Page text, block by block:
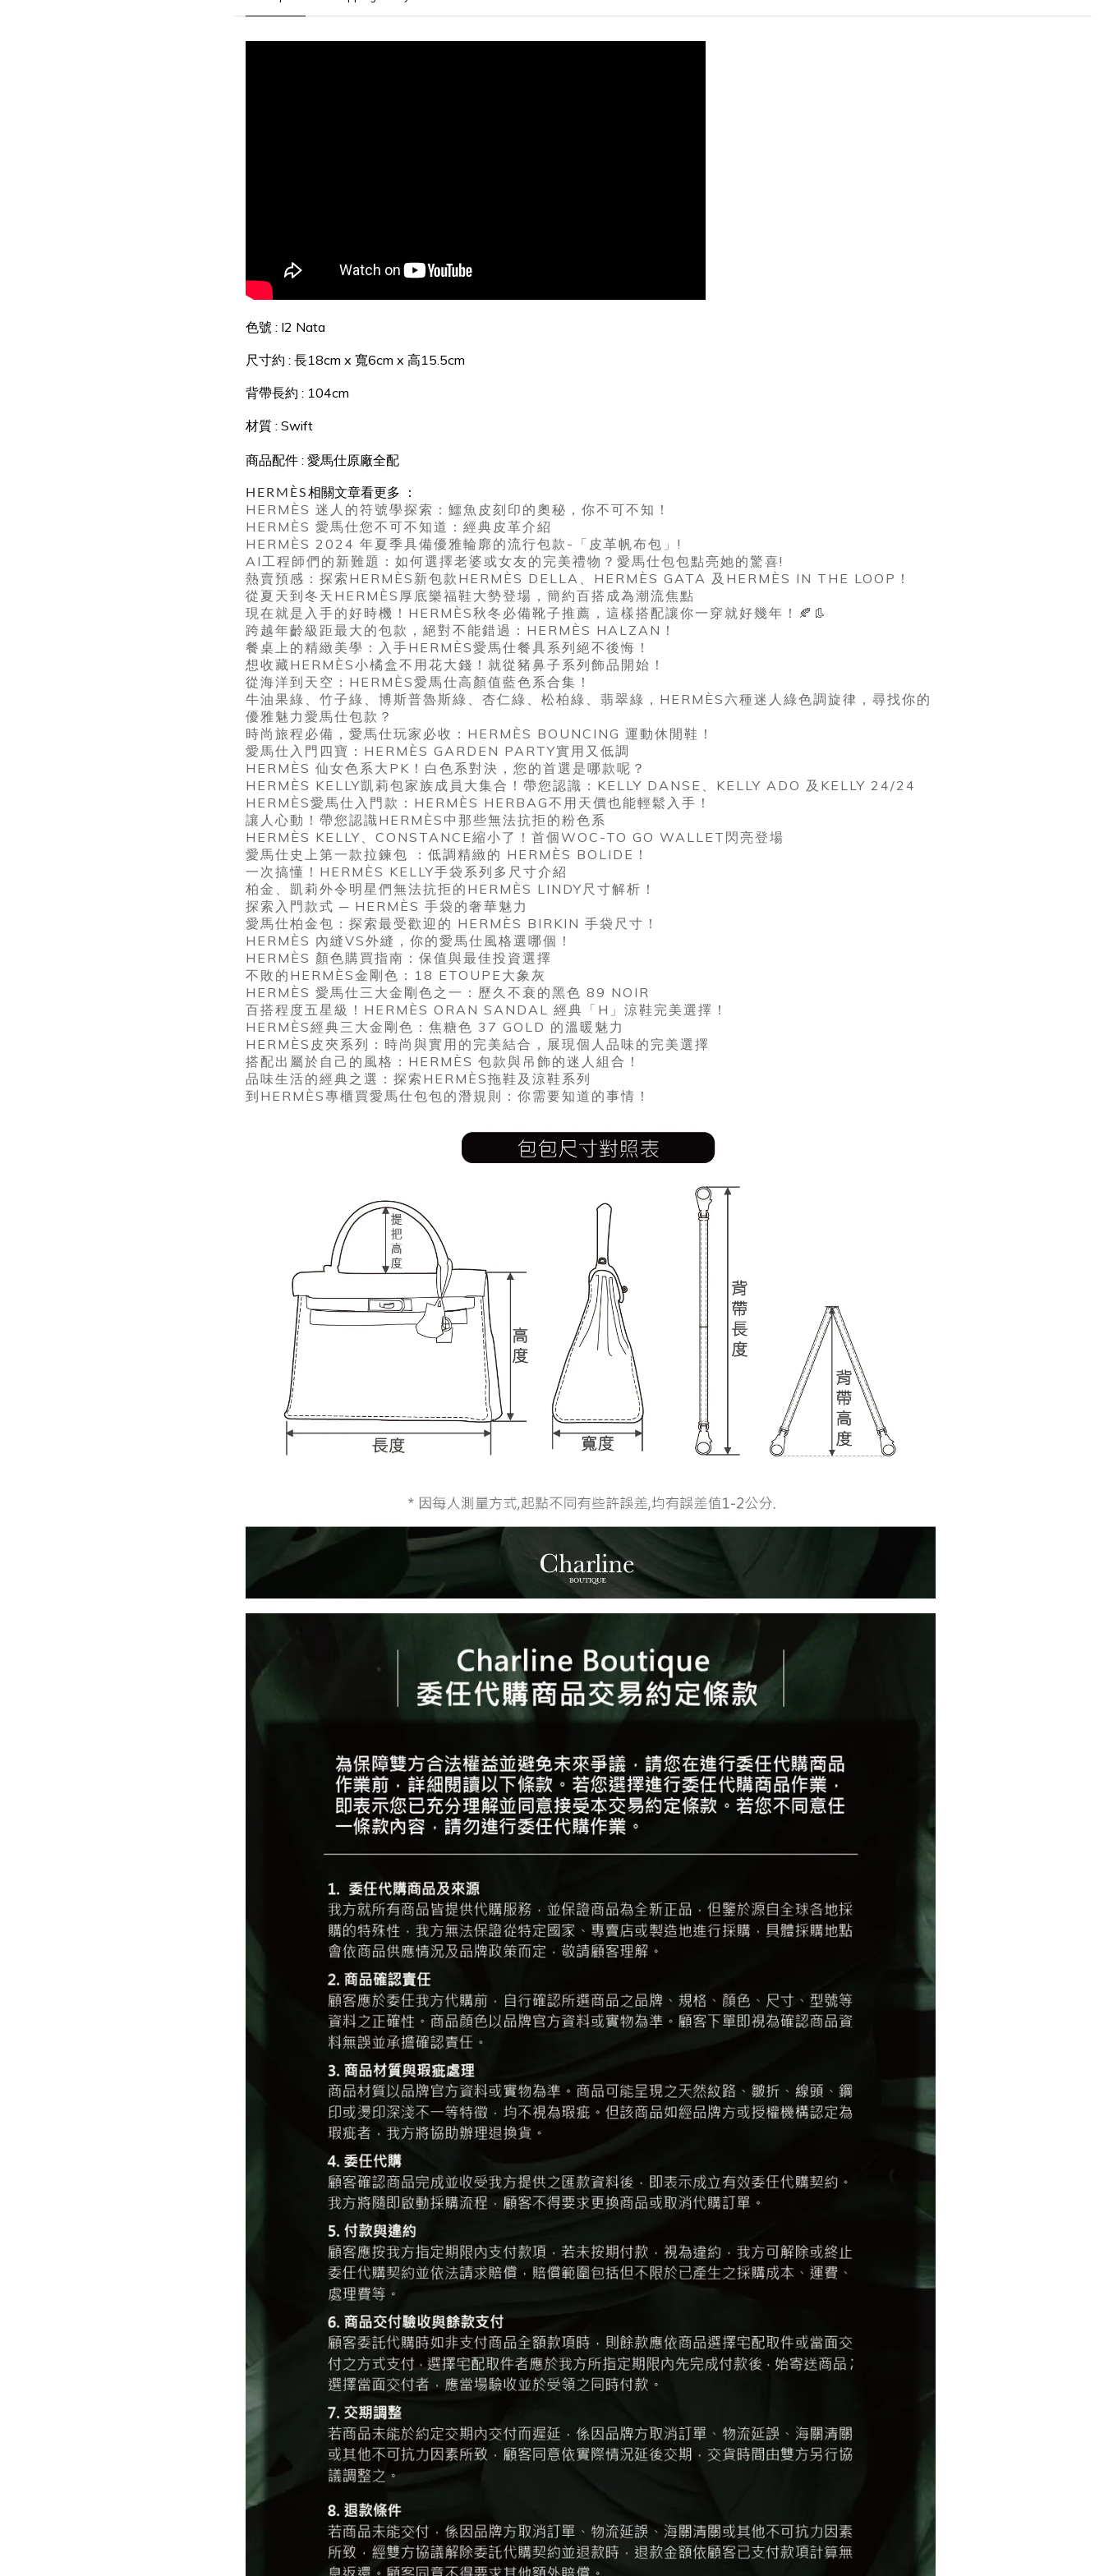
色號 : I2 Nata
尺寸約 : 長18cm x 寬6cm x 高15.5cm
背帶長約 : 104cm
材質: Swift
商品配件 : 愛馬仕原廠全配
HERMÈS相關文章看更多 ：
HERMÈS 迷人的符號學探索：鱷魚皮刻印的奧秘，你不可不知！
HERMÈS 愛馬仕您不可不知道：經典皮革介紹
HERMÈS 2024 年夏季具備優雅輪廓的流行包款-「皮革帆布包」!
AI工程師們的新難題：如何選擇老婆或女友的完美禮物？愛馬仕包包點亮她的驚喜!
熱賣預感：探索HERMÈS新包款HERMÈS DELLA、HERMÈS GATA 及HERMÈS IN THE LOOP！
從夏天到冬天HERMÈS厚底樂福鞋大勢登場，簡約百搭成為潮流焦點
現在就是入手的好時機！HERMÈS秋冬必備靴子推薦，這樣搭配讓你一穿就好幾年！🍂👢
跨越年齡級距最大的包款，絕對不能錯過：HERMÈS HALZAN！
餐桌上的精緻美學：入手HERMÈS愛馬仕餐具系列絕不後悔！
想收藏HERMÈS小橘盒不用花大錢！就從豬鼻子系列飾品開始！
從海洋到天空：HERMÈS愛馬仕高顏值藍色系合集！
牛油果綠、竹子綠、博斯普魯斯綠、杏仁綠、松柏綠、翡翠綠，HERMÈS六種迷人綠色調旋律，尋找你的
優雅魅力愛馬仕包款？
時尚旅程必備，愛馬仕玩家必收：HERMÈS BOUNCING 運動休閒鞋！
愛馬仕入門四寶：HERMÈS GARDEN PARTY實用又低調
HERMÈS 仙女色系大PK！白色系對決，您的首選是哪款呢？
HERMÈS KELLY凱莉包家族成員大集合！帶您認識：KELLY DANSE、KELLY ADO 及KELLY 24/24
HERMÈS愛馬仕入門款：HERMÈS HERBAG不用天價也能輕鬆入手！
讓人心動！帶您認識HERMÈS中那些無法抗拒的粉色系
HERMÈS KELLY、CONSTANCE縮小了！首個WOC-TO GO WALLET閃亮登場
愛馬仕史上第一款拉鍊包 ：低調精緻的 HERMÈS BOLIDE！
一次搞懂！HERMÈS KELLY手袋系列多尺寸介紹
柏金、凱莉外令明星們無法抗拒的HERMÈS LINDY尺寸解析！
探索入門款式 ─ HERMÈS 手袋的奢華魅力
愛馬仕柏金包：探索最受歡迎的 HERMÈS BIRKIN 手袋尺寸！
HERMÈS 內縫VS外縫，你的愛馬仕風格選哪個！
HERMÈS 顏色購買指南：保值與最佳投資選擇
不敗的HERMÈS金剛色：18 ETOUPE大象灰
HERMÈS 愛馬仕三大金剛色之一：歷久不衰的黑色 89 NOIR
百搭程度五星級！HERMÈS ORAN SANDAL 經典「H」涼鞋完美選擇！
HERMÈS經典三大金剛色：焦糖色 37 GOLD 的溫暖魅力
HERMÈS皮夾系列：時尚與實用的完美結合，展現個人品味的完美選擇
搭配出屬於自己的風格：HERMÈS 包款與吊飾的迷人組合！
品味生活的經典之選：探索HERMÈS拖鞋及涼鞋系列
到HERMÈS專櫃買愛馬仕包包的潛規則：你需要知道的事情！